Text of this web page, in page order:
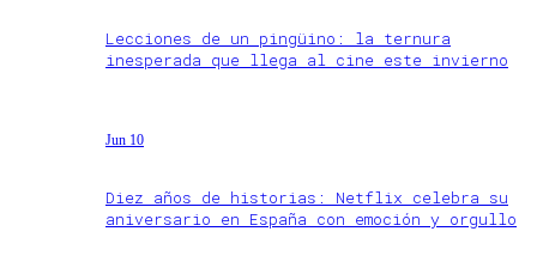
Lecciones de un pingüino: la ternura
inesperada que llega al cine este invierno
Jun 10
Diez años de historias: Netflix celebra su
aniversario en España con emoción y orgullo